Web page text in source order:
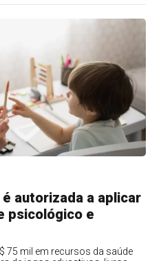
autorizada a aplicar
psicológico e
75 mil em recursos da saúde